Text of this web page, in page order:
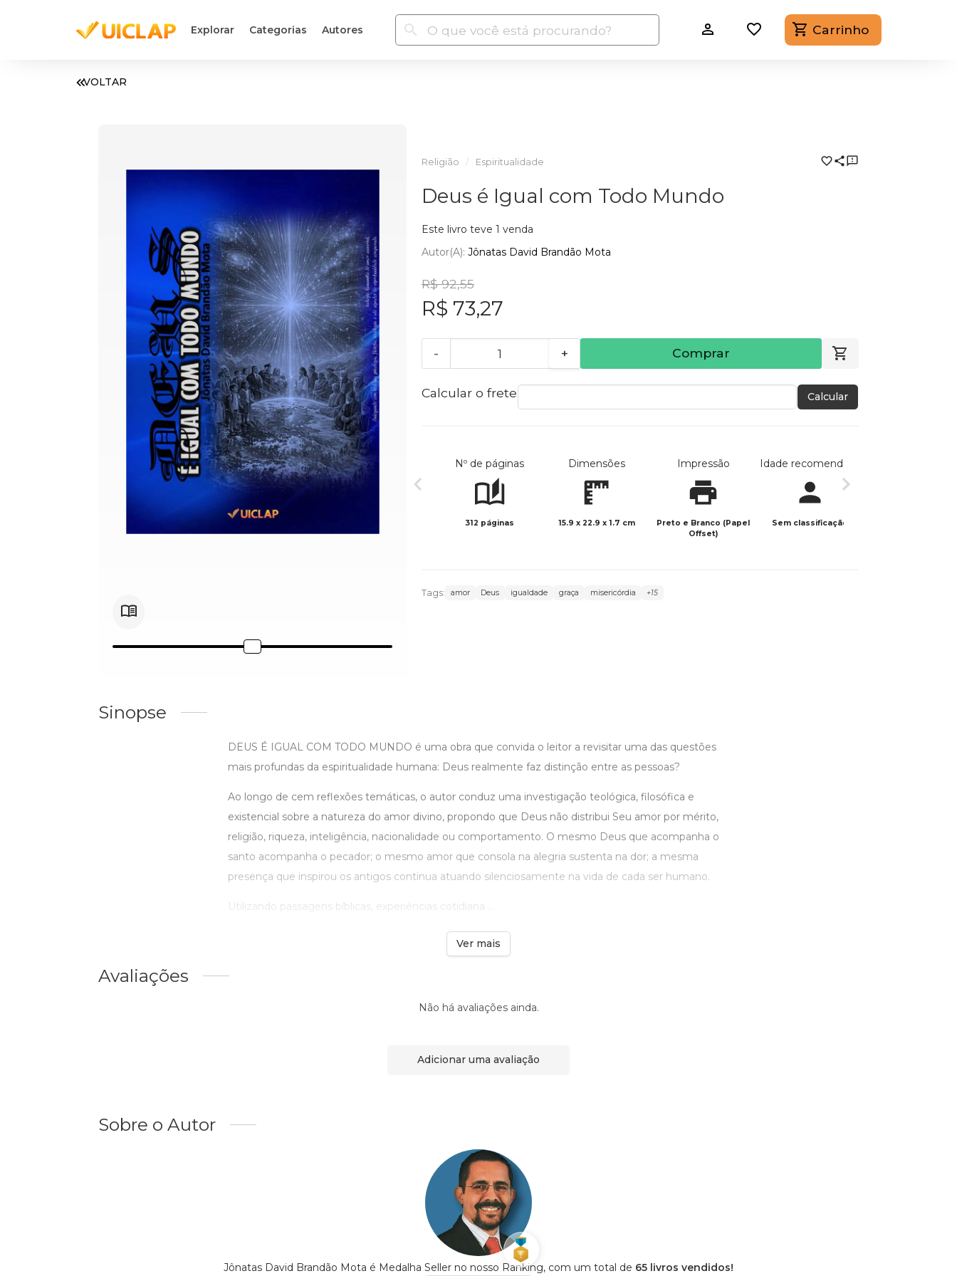
Explorar Categorias Autores Carrinho
VOLTAR
Religião Espiritualidade
Deus é Igual com Todo Mundo
Este livro teve 1 venda
Autor(a): Jônatas David Brandão Mota
R$ 92,55
R$ 73,27
- + Comprar
Calcular o frete Calcular
Nº de páginas
312 páginas
Dimensões
15.9 x 22.9 x 1.7 cm
Impressão
Preto e Branco (Papel
Offset)
Idade recomendada
Sem classificação
Tags: amor Deus igualdade graça misericórdia +15
Sinopse
DEUS É IGUAL COM TODO MUNDO é uma obra que convida o leitor a revisitar uma das questões
mais profundas da espiritualidade humana: Deus realmente faz distinção entre as pessoas?
Ao longo de cem reflexões temáticas, o autor conduz uma investigação teológica, filosófica e
existencial sobre a natureza do amor divino, propondo que Deus não distribui Seu amor por mérito,
religião, riqueza, inteligência, nacionalidade ou comportamento. O mesmo Deus que acompanha o
santo acompanha o pecador; o mesmo amor que consola na alegria sustenta na dor; a mesma
presença que inspirou os antigos continua atuando silenciosamente na vida de cada ser humano.
Utilizando passagens bíblicas, experiências cotidiana ...
Ver mais
Avaliações
Não há avaliações ainda.
Adicionar uma avaliação
Sobre o Autor
Jônatas David Brandão Mota é Medalha Seller no nosso Ranking, com um total de 65 livros vendidos!